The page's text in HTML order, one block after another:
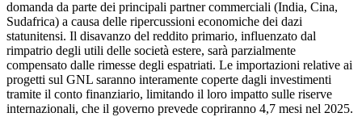
domanda da parte dei principali partner commerciali (India, Cina,
Sudafrica) a causa delle ripercussioni economiche dei dazi
statunitensi. Il disavanzo del reddito primario, influenzato dal
rimpatrio degli utili delle società estere, sarà parzialmente
compensato dalle rimesse degli espatriati. Le importazioni relative ai
progetti sul GNL saranno interamente coperte dagli investimenti
tramite il conto finanziario, limitando il loro impatto sulle riserve
internazionali, che il governo prevede copriranno 4,7 mesi nel 2025.